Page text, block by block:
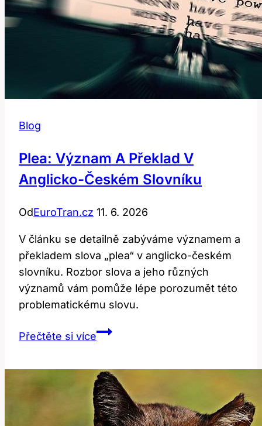
Blog
Plea: Význam A Překlad V
Anglicko-Českém Slovníku
OdEuroTran.cz 11. 6. 2026
V článku se detailně zabýváme významem a
překladem slova „plea“ v anglicko-českém
slovníku. Rozbor slova a jeho různých
významů vám pomůže lépe porozumět této
problematickému slovu.
Přečtěte si vícePlea:
Překlad
v
Anglicko-